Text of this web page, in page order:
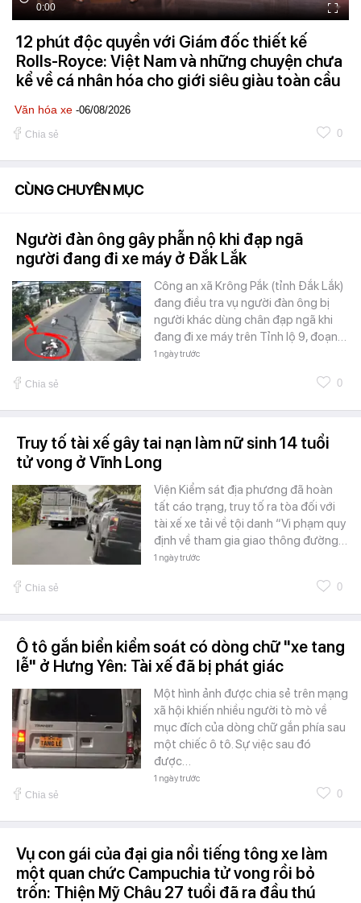
0:00
12 phút độc quyền với Giám đốc thiết kế
Rolls-Royce: Việt Nam và những chuyện chưa
kể về cá nhân hóa cho giới siêu giàu toàn cầu
Văn hóa xe -06/08/2026
Chia sẻ 0
CÙNG CHUYÊN MỤC
Người đàn ông gây phẫn nộ khi đạp ngã
người đang đi xe máy ở Đắk Lắk
Công an xã Krông Pắk (tỉnh Đắk Lắk)
đang điều tra vụ người đàn ông bị
người khác dùng chân đạp ngã khi
đang đi xe máy trên Tỉnh lộ 9, đoạn…
1 ngày trước
Chia sẻ 0
Truy tố tài xế gây tai nạn làm nữ sinh 14 tuổi
tử vong ở Vĩnh Long
Viện Kiểm sát địa phương đã hoàn
tất cáo trạng, truy tố ra tòa đối với
tài xế xe tải về tội danh “Vi phạm quy
định về tham gia giao thông đường…
1 ngày trước
Chia sẻ 0
Ô tô gắn biển kiểm soát có dòng chữ "xe tang
lễ" ở Hưng Yên: Tài xế đã bị phát giác
Một hình ảnh được chia sẻ trên mạng
xã hội khiến nhiều người tò mò về
mục đích của dòng chữ gắn phía sau
một chiếc ô tô. Sự việc sau đó
được…
1 ngày trước
Chia sẻ 0
Vụ con gái của đại gia nổi tiếng tông xe làm
một quan chức Campuchia tử vong rồi bỏ
trốn: Thiện Mỹ Châu 27 tuổi đã ra đầu thú